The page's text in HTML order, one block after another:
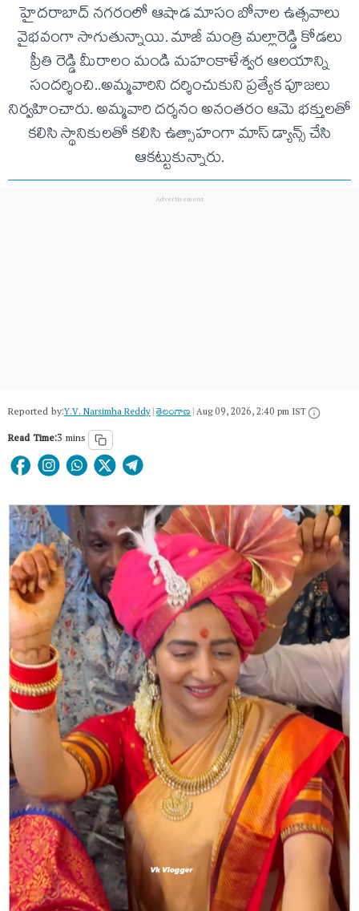
హైదరాబాద్ నగరంలో ఆషాడ మాసం బోనాల ఉత్సవాలు
వైభవంగా సాగుతున్నాయి. మాజీ మంత్రి మల్లారెడ్డి కోడలు
ప్రీతి రెడ్డి మీరాలం మండి మహంకాళేశ్వర ఆలయాన్ని
సందర్శించి..అమ్మవారిని దర్శించుకుని ప్రత్యేక పూజలు
నిర్వహించారు. అమ్మవారి దర్శనం అనంతరం ఆమె భక్తులతో
కలిసి స్థానికులతో కలిసి ఉత్సాహంగా మాస్ డ్యాన్స్ చేసి
ఆకట్టుకున్నారు.
Reported by:Y.V. Narsimha Reddy|తెలంగాణ‌|Aug 09, 2026, 2:40 pm IST
Read Time:3 mins